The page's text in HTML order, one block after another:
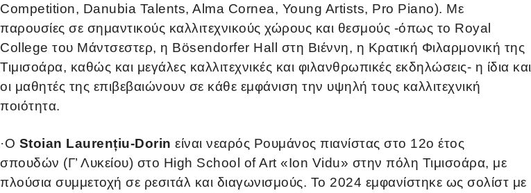
Competition, Danubia Talents, Alma Cornea, Young Artists, Pro Piano). Με
παρουσίες σε σημαντικούς καλλιτεχνικούς χώρους και θεσμούς -όπως το Royal
College του Μάντσεστερ, η Bösendorfer Hall στη Βιέννη, η Κρατική Φιλαρμονική της
Τιμισοάρα, καθώς και μεγάλες καλλιτεχνικές και φιλανθρωπικές εκδηλώσεις- η ίδια και
οι μαθητές της επιβεβαιώνουν σε κάθε εμφάνιση την υψηλή τους καλλιτεχνική
ποιότητα.
·Ο Stoian Laurențiu-Dorin είναι νεαρός Ρουμάνος πιανίστας στο 12ο έτος
σπουδών (Γ’ Λυκείου) στο High School of Art «Ion Vidu» στην πόλη Τιμισοάρα, με
πλούσια συμμετοχή σε ρεσιτάλ και διαγωνισμούς. Το 2024 εμφανίστηκε ως σολίστ με